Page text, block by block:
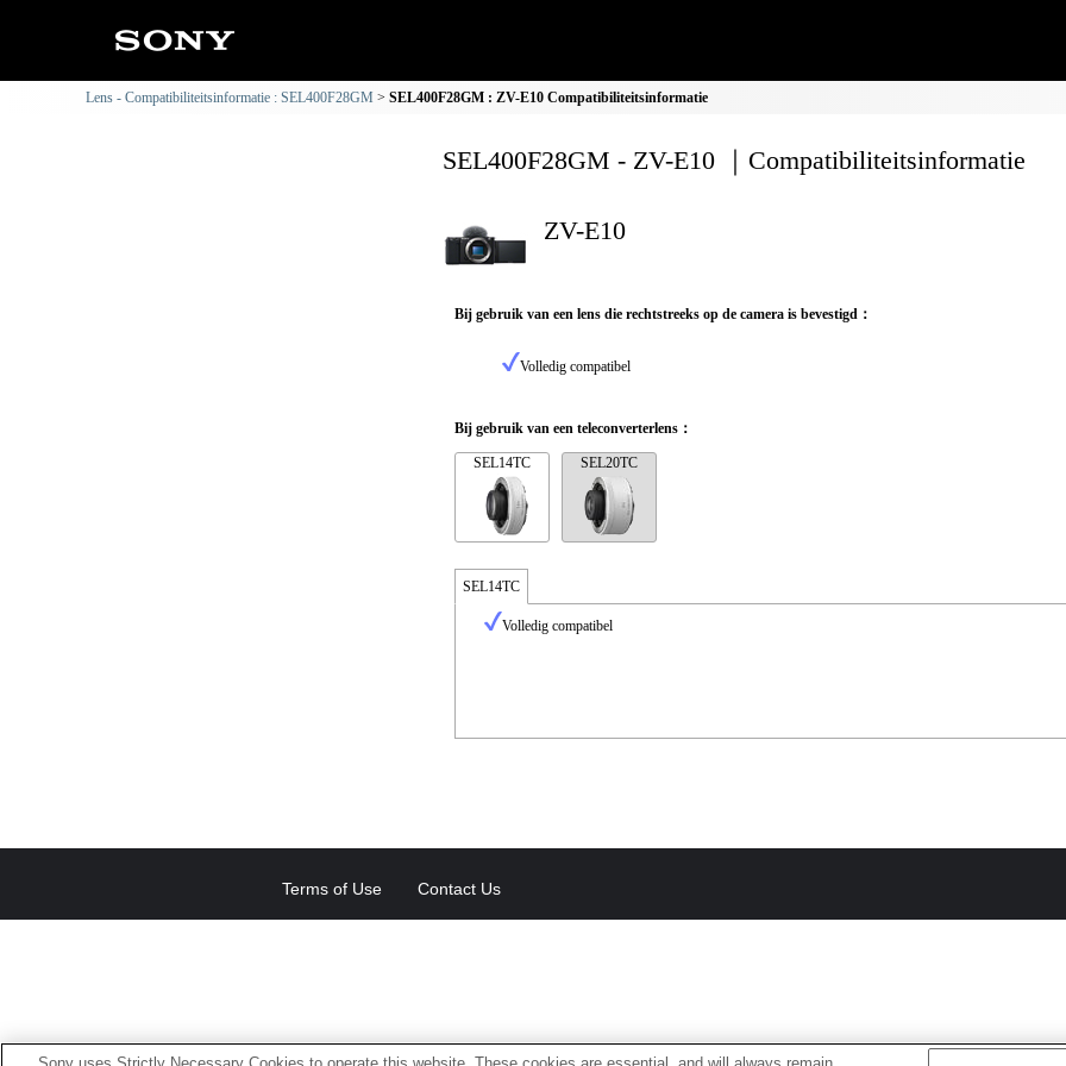
Lens - Compatibiliteitsinformatie : SEL400F28GM SEL400F28GM : ZV-E10 Compatibiliteitsinformatie
SEL400F28GM - ZV-E10 ｜Compatibiliteitsinformatie
ZV-E10
Bij gebruik van een lens die rechtstreeks op de camera is bevestigd：
Volledig compatibel
Bij gebruik van een teleconverterlens：
SEL14TC SEL20TC
SEL14TC
Volledig compatibel
Terms of Use Contact Us